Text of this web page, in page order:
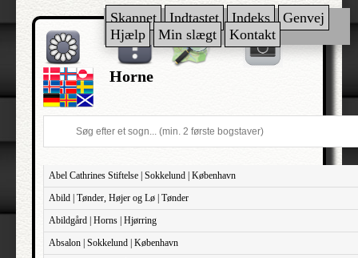
Skannet Indtastet Indeks
Genvej
Hjælp
Min slægt Kontakt
Horne
Abel Cathrines Stiftelse | Sokkelund | København
Abild | Tønder, Højer og Lø | Tønder
Abildgård | Horns | Hjørring
Absalon | Sokkelund | København